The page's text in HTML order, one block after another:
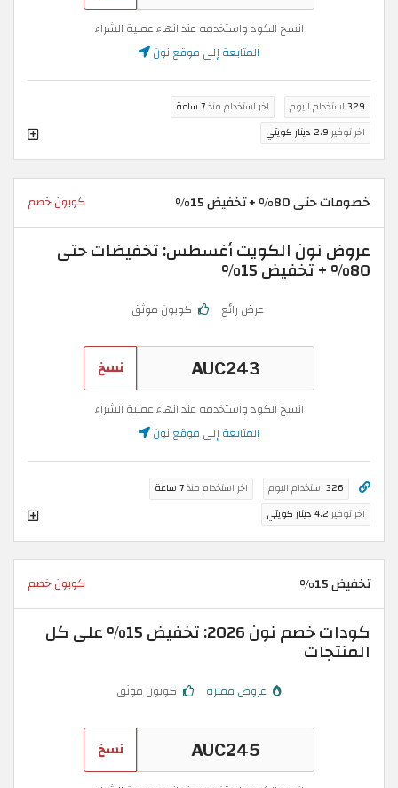
انسخ الكود واستخدمه عند انهاء عملية الشراء
المتابعة إلى موقع نون
329 استخدام اليوم اخر استخدام منذ7 ساعة
اخر توفير 2.9 دينار كويتي
خصومات حتى 80% + تخفيض 15% كوبون خصم
عروض نون الكويت أغسطس: تخفيضات حتى
80% + تخفيض 15%
عرض رائع كوبون موثق
نسخ
انسخ الكود واستخدمه عند انهاء عملية الشراء
المتابعة إلى موقع نون
326 استخدام اليوم اخر استخدام منذ7 ساعة
اخر توفير 4.2 دينار كويتي
تخفيض 15% كوبون خصم
كودات خصم نون 2026: تخفيض 15% على كل
المنتجات
عروض مميزة كوبون موثق
نسخ